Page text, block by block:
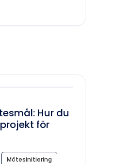
Hur du
för
Mötesinitiering